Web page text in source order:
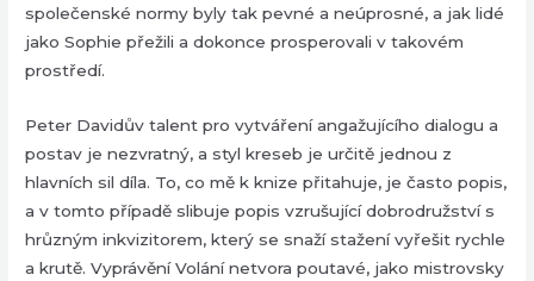
společenské normy byly tak pevné a neúprosné, a jak lidé
jako Sophie přežili a dokonce prosperovali v takovém
prostředí.
Peter Davidův talent pro vytváření angažujícího dialogu a
postav je nezvratný, a styl kreseb je určitě jednou z
hlavních sil díla. To, co mě k knize přitahuje, je často popis,
a v tomto případě slibuje popis vzrušující dobrodružství s
hrůzným inkvizitorem, který se snaží stažení vyřešit rychle
a krutě. Vyprávění Volání netvora poutavé, jako mistrovsky